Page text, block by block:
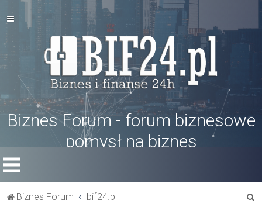
Biznes Forum - forum biznesowe
pomysł na biznes
Biznes Forum bif24.pl